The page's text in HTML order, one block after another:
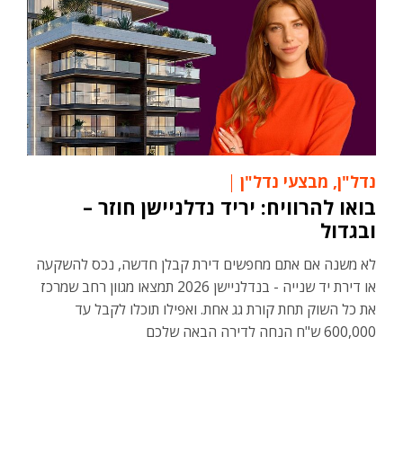
נדל"ן, מבצעי נדל"ן
בואו להרוויח: יריד נדלניישן חוזר –
ובגדול
לא משנה אם אתם מחפשים דירת קבלן חדשה, נכס להשקעה
או דירת יד שנייה - בנדלניישן 2026 תמצאו מגוון רחב שמרכז
את כל השוק תחת קורת גג אחת. ואפילו תוכלו לקבל עד
600,000 ש"ח הנחה לדירה הבאה שלכם